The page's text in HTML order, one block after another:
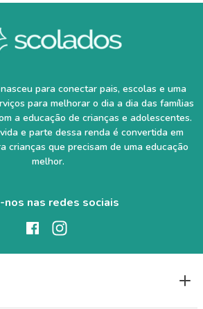
para conectar pais, escolas e uma
para melhorar o dia a dia das famílias
a educação de crianças e adolescentes.
e parte dessa renda é convertida em
crianças que precisam de uma educação
melhor.
nos nas redes sociais